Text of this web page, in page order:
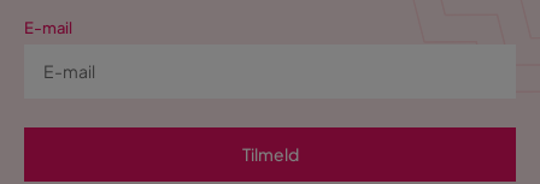
E-mail
Tilmeld